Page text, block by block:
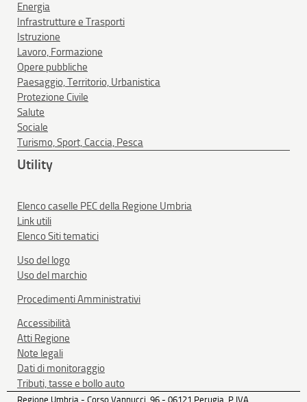
Energia
Infrastrutture e Trasporti
Istruzione
Lavoro, Formazione
Opere pubbliche
Paesaggio, Territorio, Urbanistica
Protezione Civile
Salute
Sociale
Turismo, Sport, Caccia, Pesca
Utility
Elenco caselle PEC della Regione Umbria
Link utili
Elenco Siti tematici
Uso del logo
Uso del marchio
Procedimenti Amministrativi
Accessibilità
Atti Regione
Note legali
Dati di monitoraggio
Tributi, tasse e bollo auto
Regione Umbria - Corso Vannucci, 96 - 06121 Perugia, P.IVA